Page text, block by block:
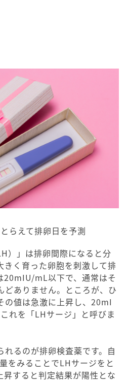
らえて排卵日を予測
）」は排卵間際になると分
きく育った卵胞を刺激して排
20mIU/mL以下で、通常はそ
どありません。ところが、ひ
の値は急激に上昇し、20mI
れを「LHサージ」と呼びま
れるのが排卵検査薬です。自
をみることでLHサージをと
昇すると判定結果が陽性とな